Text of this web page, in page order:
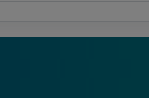
828